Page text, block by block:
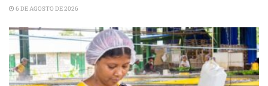
6 DE AGOSTO DE 2026